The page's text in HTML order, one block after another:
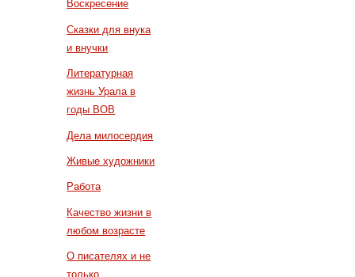
Воскресение
Сказки для внука
и внучки
Литературная
жизнь Урала в
годы ВОВ
Дела милосердия
Живые художники
Работа
Качество жизни в
любом возрасте
О писателях и не
только